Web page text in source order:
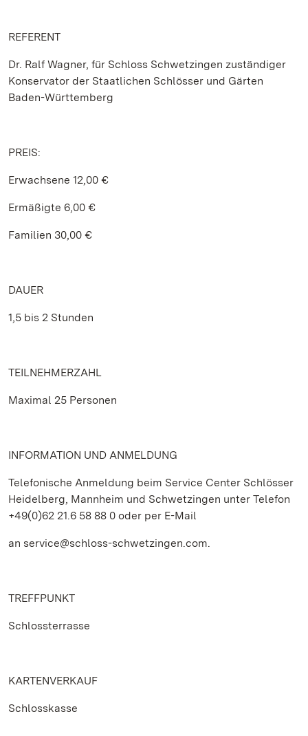
REFERENT
Dr. Ralf Wagner, für Schloss Schwetzingen zuständiger
Konservator der Staatlichen Schlösser und Gärten
Baden-Württemberg
PREIS:
Erwachsene 12,00 €
Ermäßigte 6,00 €
Familien 30,00 €
DAUER
1,5 bis 2 Stunden
TEILNEHMERZAHL
Maximal 25 Personen
INFORMATION UND ANMELDUNG
Telefonische Anmeldung beim Service Center Schlösser
Heidelberg, Mannheim und Schwetzingen unter Telefon
+49(0)62 21.6 58 88 0 oder per E-Mail
an service@schloss-schwetzingen.com.
TREFFPUNKT
Schlossterrasse
KARTENVERKAUF
Schlosskasse